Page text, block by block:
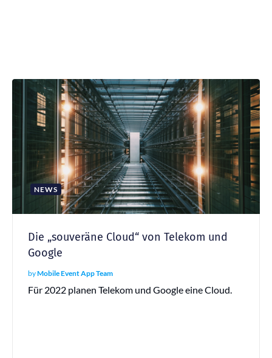
NEWS
Die „souveräne Cloud“ von Telekom und
Google
byMobile Event App Team
Für 2022 planen Telekom und Google eine Cloud.